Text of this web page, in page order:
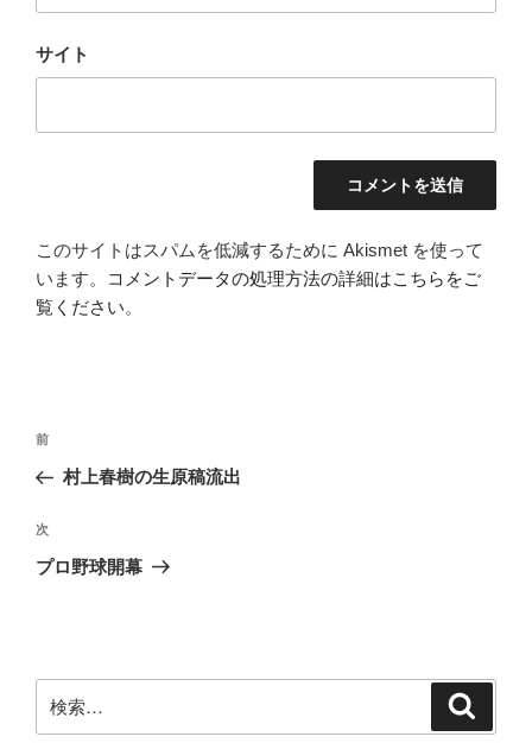
サイト
このサイトはスパムを低減するために Akismet を使って
います。
コメントデータの処理方法の詳細はこちらをご
覧ください。
投
ナ
ビ
ゲ
ン
前
の
稿
前
村上春樹の生原稿流出
次
の
次
プロ野球開幕
索: